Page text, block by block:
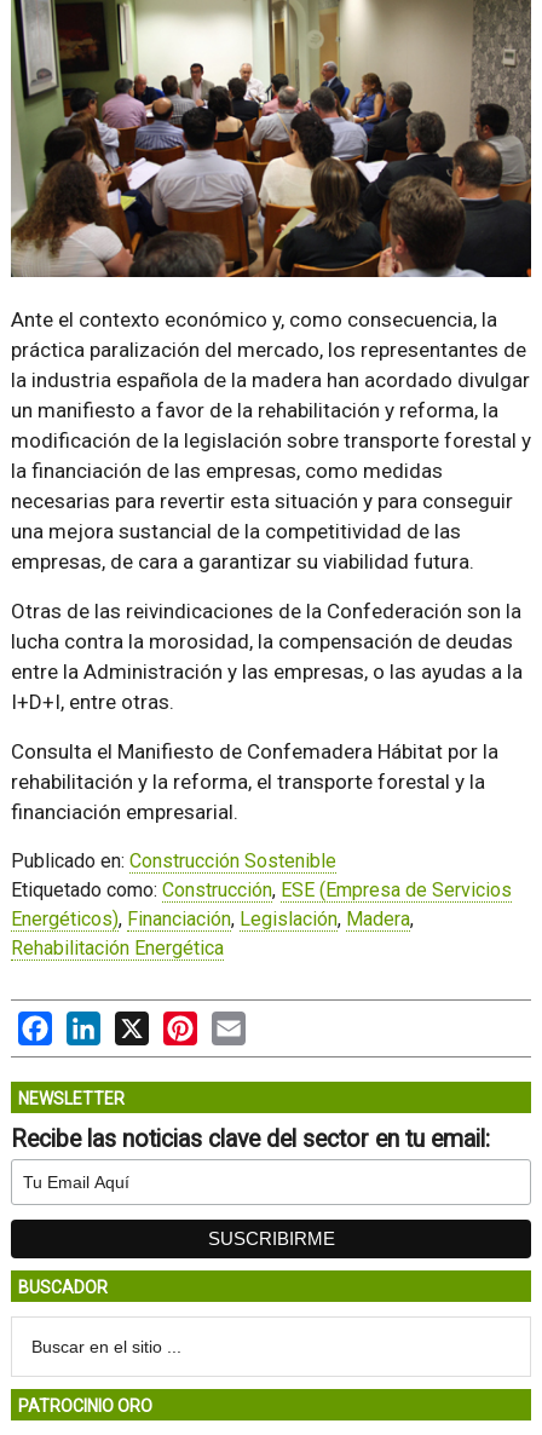
Ante el contexto económico y, como consecuencia, la
práctica paralización del mercado, los representantes de
la industria española de la madera han acordado divulgar
un manifiesto a favor de la rehabilitación y reforma, la
modificación de la legislación sobre transporte forestal y
la financiación de las empresas, como medidas
necesarias para revertir esta situación y para conseguir
una mejora sustancial de la competitividad de las
empresas, de cara a garantizar su viabilidad futura.
Otras de las reivindicaciones de la Confederación son la
lucha contra la morosidad, la compensación de deudas
entre la Administración y las empresas, o las ayudas a la
I+D+I, entre otras.
Consulta el Manifiesto de Confemadera Hábitat por la
rehabilitación y la reforma, el transporte forestal y la
financiación empresarial.
Publicado en: Construcción Sostenible
Etiquetado como: Construcción, ESE (Empresa de Servicios
Energéticos), Financiación, Legislación, Madera,
Rehabilitación Energética
FacebookLinkedIn Pinterest
NEWSLETTER
Recibe las noticias clave del sector en tu email:
BUSCADOR
PATROCINIO ORO